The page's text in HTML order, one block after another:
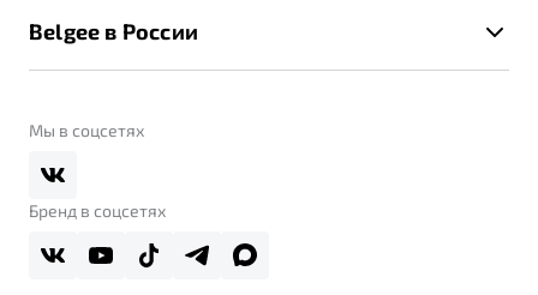
Помощь на дорогах
Belgee Линк
Реферальная программа
Контакты
Belgee в России
О дилерском центре
Правовая информация
Мы в соцсетях
Бренд в соцсетях